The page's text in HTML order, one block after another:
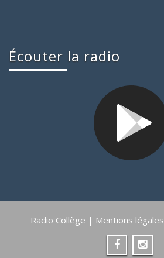
Écouter la radio
Radio Collège | Mentions légales